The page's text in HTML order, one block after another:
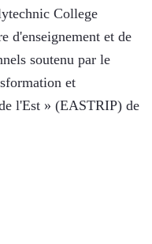
College
d'enseignement et de
soutenu par le
et
l'Est » (EASTRIP) de